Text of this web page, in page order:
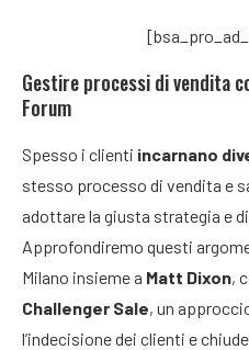
Gestire processi di vendita
Forum
Spesso i clienti incarnano
stesso processo di vendita e
adottare la giusta strategia e
Approfondiremo questi
Milano insieme a Matt Dixon,
Challenger Sale, un
l’indecisione dei clienti e